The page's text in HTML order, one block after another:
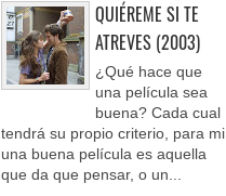
QUIÉREME SI TE
ATREVES (2003)
¿Qué hace que
una película sea
buena? Cada cual
tendrá su propio criterio, para mi
una buena película es aquella
que da que pensar, o un...